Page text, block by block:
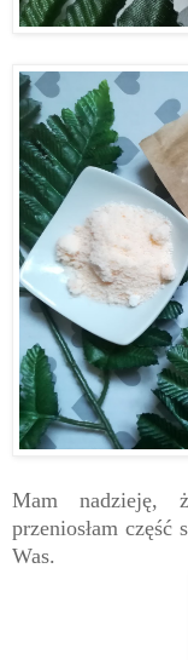
Mam nadzieję,
przeniosłam
Was.